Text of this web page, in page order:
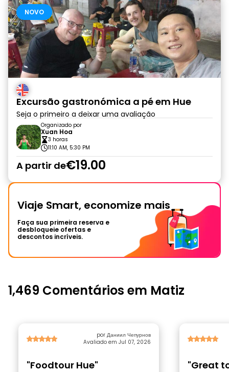
NOVO
Excursão gastronómica a pé em Hue
Seja o primeiro a deixar uma avaliação
Organizado por
Xuan Hoa
3 horas
11:10 AM, 5:30 PM
A partir de€19.00
Viaje Smart, economize mais
Faça sua primeira reserva e
desbloqueie ofertas e
descontos incríveis.
1,469 Comentários em Matiz
por Даниил Чепурнов
Avaliado em Jul 07, 2026
"Foodtour Hue"
"Great